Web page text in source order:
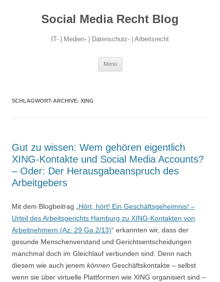
Social Media Recht Blog
IT- | Medien- | Datenschutz- | Arbeitsrecht
Menü
SCHLAGWORT-ARCHIVE: XING
Gut zu wissen: Wem gehören eigentlich
XING-Kontakte und Social Media Accounts?
– Oder: Der Herausgabeanspruch des
Arbeitgebers
Mit dem Blogbeitrag „ Hört, hört! Ein Geschäftsgeheimnis! –
Urteil des Arbeitsgerichts Hamburg zu XING-Kontakten von
Arbeitnehmern (Az. 29 Ga 2/13)“ erkannten wir, dass der
gesunde Menschenverstand und Gerichtsentscheidungen
manchmal doch im Gleichlauf verbunden sind. Denn nach
diesem wie auch jenem können Geschäftskontakte – selbst
wenn sie über virtuelle Plattformen wie XING organisiert sind –